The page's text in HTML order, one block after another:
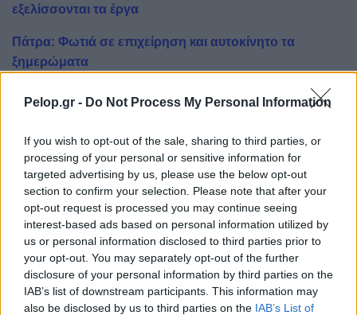
Pelop.gr - Do Not Process My Personal Information
If you wish to opt-out of the sale, sharing to third parties, or
processing of your personal or sensitive information for
targeted advertising by us, please use the below opt-out
section to confirm your selection. Please note that after your
opt-out request is processed you may continue seeing
interest-based ads based on personal information utilized by
us or personal information disclosed to third parties prior to
your opt-out. You may separately opt-out of the further
disclosure of your personal information by third parties on the
IAB’s list of downstream participants. This information may
also be disclosed by us to third parties on the IAB’s List of
εξελίσσονται τα έργα
Πάτρα: Φωτιά σε επιχείρηση και αυτοκίνητο τα
ξημερώματα
Δημοσκόπηση Interview: Σταθερά πρώτη η ΝΔ,
Αστατος ο καιρός σήμερα 27/03, που θα βρέξει, η
πρόγνωση για την Πάτρα
Κατώτατος μισθός στα 880 ευρώ από 1η Απριλίου:
Αναλυτικά ποιοι και τι αυξήσεις θα δουν στο πορτοφόλι
τους, παραδείγματα
«Βίος-αβίωτος» η νέα χάραξη της Πατρών-Πύργου
Αχαΐα: Αποκλειστική μαρτυρία στην «Π» για το